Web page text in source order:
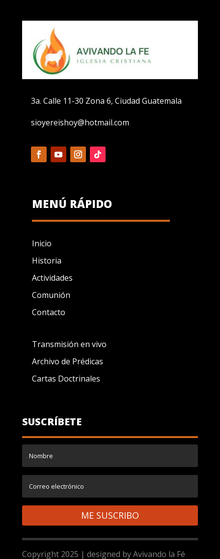
3a. Calle 11-30 Zona 6, Ciudad Guatemala
sioyereishoy@hotmail.com
MENÚ RÁPIDO
Inicio
Historia
Actividades
Comunión
Contacto
Transmisión en vivo
Archivo de Prédicas
Cartas Doctrinales
SUSCRÍBETE
ME SUSCRIBO
Copyright 2025 | designed by Avivando la Fé